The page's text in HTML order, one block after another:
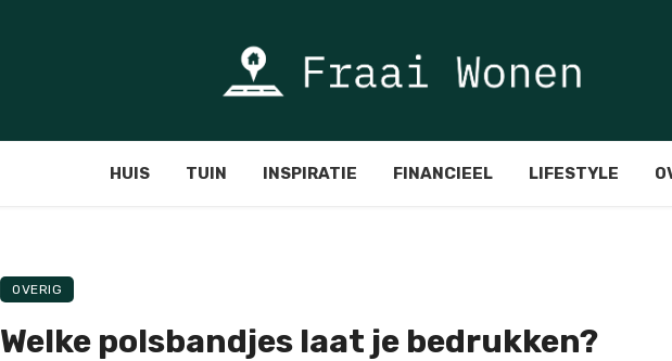
HUIS TUIN INSPIRATIE FINANCIEEL LIFESTYLE
OVERIG
Welke polsbandjes laat je bedrukken?